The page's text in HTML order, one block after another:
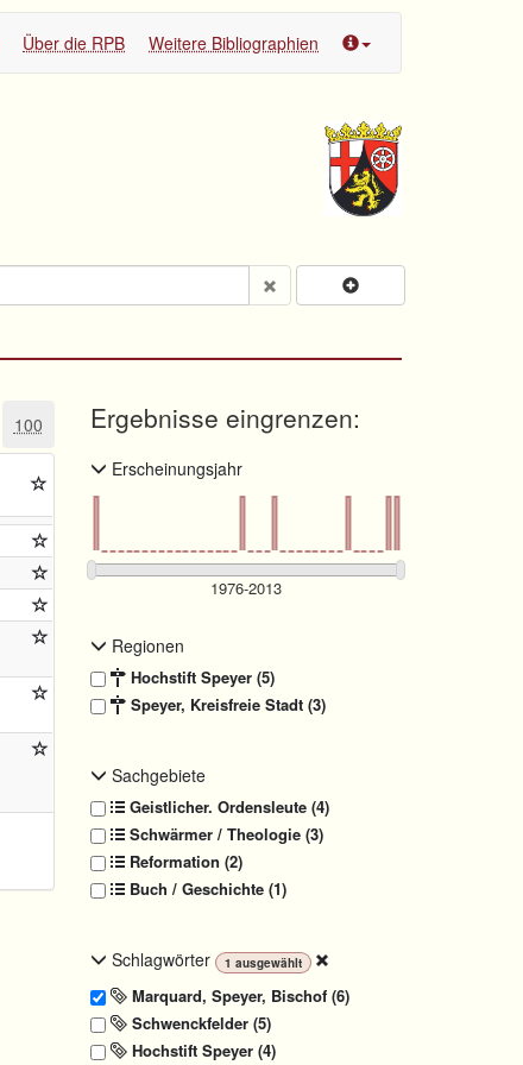
Über die RPB Weitere Bibliographien
100 Ergebnisse eingrenzen:
Erscheinungsjahr
Regionen
Hochstift Speyer (5)
Speyer, Kreisfreie Stadt (3)
Sachgebiete
Geistlicher. Ordensleute (4)
Schwärmer / Theologie (3)
Reformation (2)
Buch / Geschichte (1)
Schlagwörter 1 ausgewählt
Marquard, Speyer, Bischof (6)
Schwenckfelder (5)
Hochstift Speyer (4)